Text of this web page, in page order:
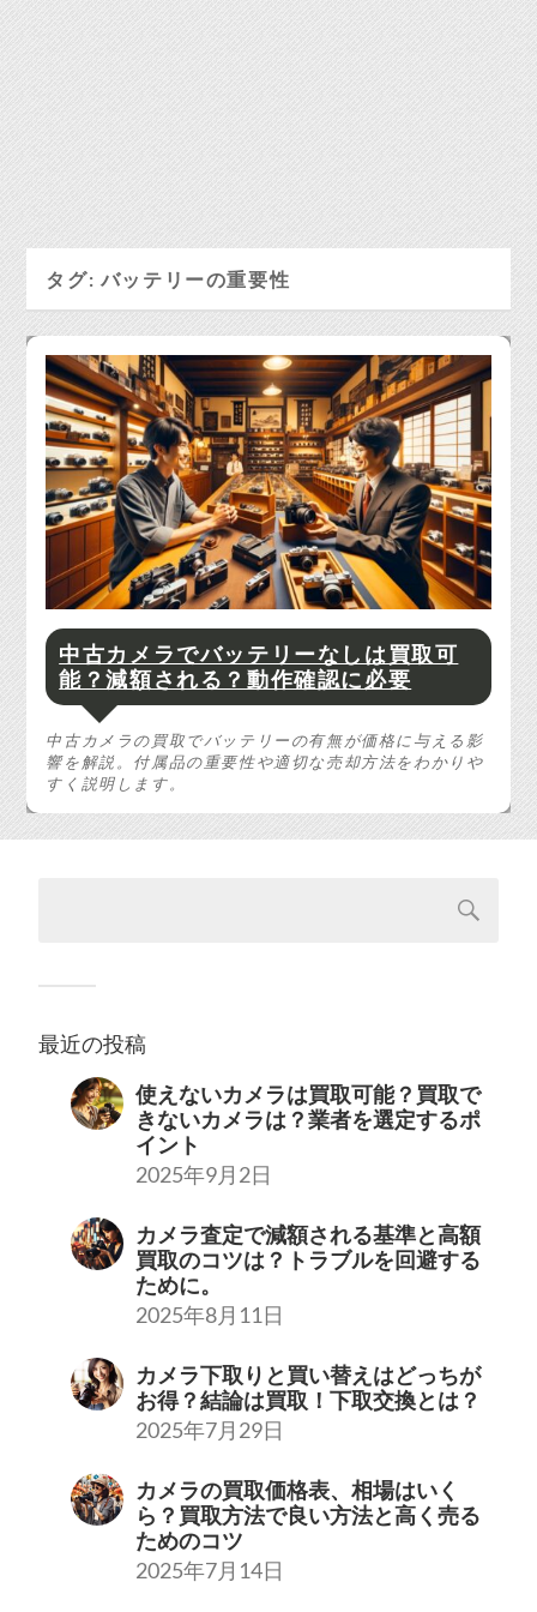
タグ: バッテリーの重要性
中古カメラでバッテリーなしは買取可
能？減額される？動作確認に必要
中古カメラの買取でバッテリーの有無が価格に与える影
響を解説。付属品の重要性や適切な売却方法をわかりや
すく説明します。
最近の投稿
使えないカメラは買取可能？買取で
きないカメラは？業者を選定するポ
イント
2025年9月2日
カメラ査定で減額される基準と高額
買取のコツは？トラブルを回避する
ために。
2025年8月11日
カメラ下取りと買い替えはどっちが
お得？結論は買取！下取交換とは？
2025年7月29日
カメラの買取価格表、相場はいく
ら？買取方法で良い方法と高く売る
ためのコツ
2025年7月14日